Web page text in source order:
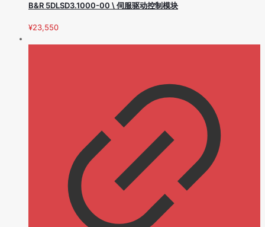
B&R 5DLSD3.1000-00 \ 伺服驱动控制模块
¥23,550